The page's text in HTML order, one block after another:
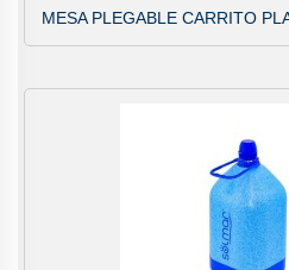
MESA PLEGABLE CARRITO